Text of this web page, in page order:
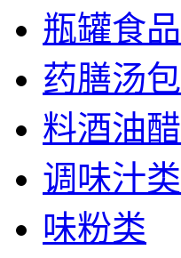
瓶罐食品
药膳汤包
料酒油醋
调味汁类
味粉类